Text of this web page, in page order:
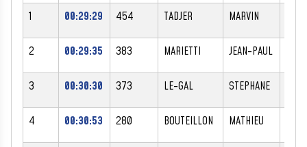
1
00:29:29 454 TADJER MARVIN
2 00:29:35 383 MARIETTI JEAN-PAUL
3 00:30:30 373 LE-GAL STEPHANE
4 00:30:53 280 BOUTEILLON MATHIEU